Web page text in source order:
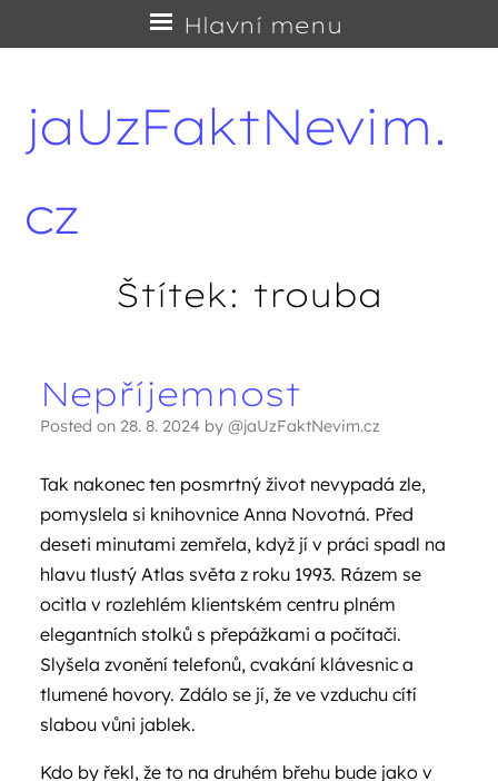
jaUzFaktNevim.
cz
Hlavní menu
na
Štítek: trouba
Navigace příspěvků
Nepříjemnost
Posted on 28. 8. 2024 by @jaUzFaktNevim.cz
Tak nakonec ten posmrtný život nevypadá zle,
pomyslela si knihovnice Anna Novotná. Před
deseti minutami zemřela, když jí v práci spadl na
hlavu tlustý Atlas světa z roku 1993. Rázem se
ocitla v rozlehlém klientském centru plném
elegantních stolků s přepážkami a počítači.
Slyšela zvonění telefonů, cvakání klávesnic a
tlumené hovory. Zdálo se jí, že ve vzduchu cítí
slabou vůni jablek.
Kdo by řekl, že to na druhém břehu bude jako v